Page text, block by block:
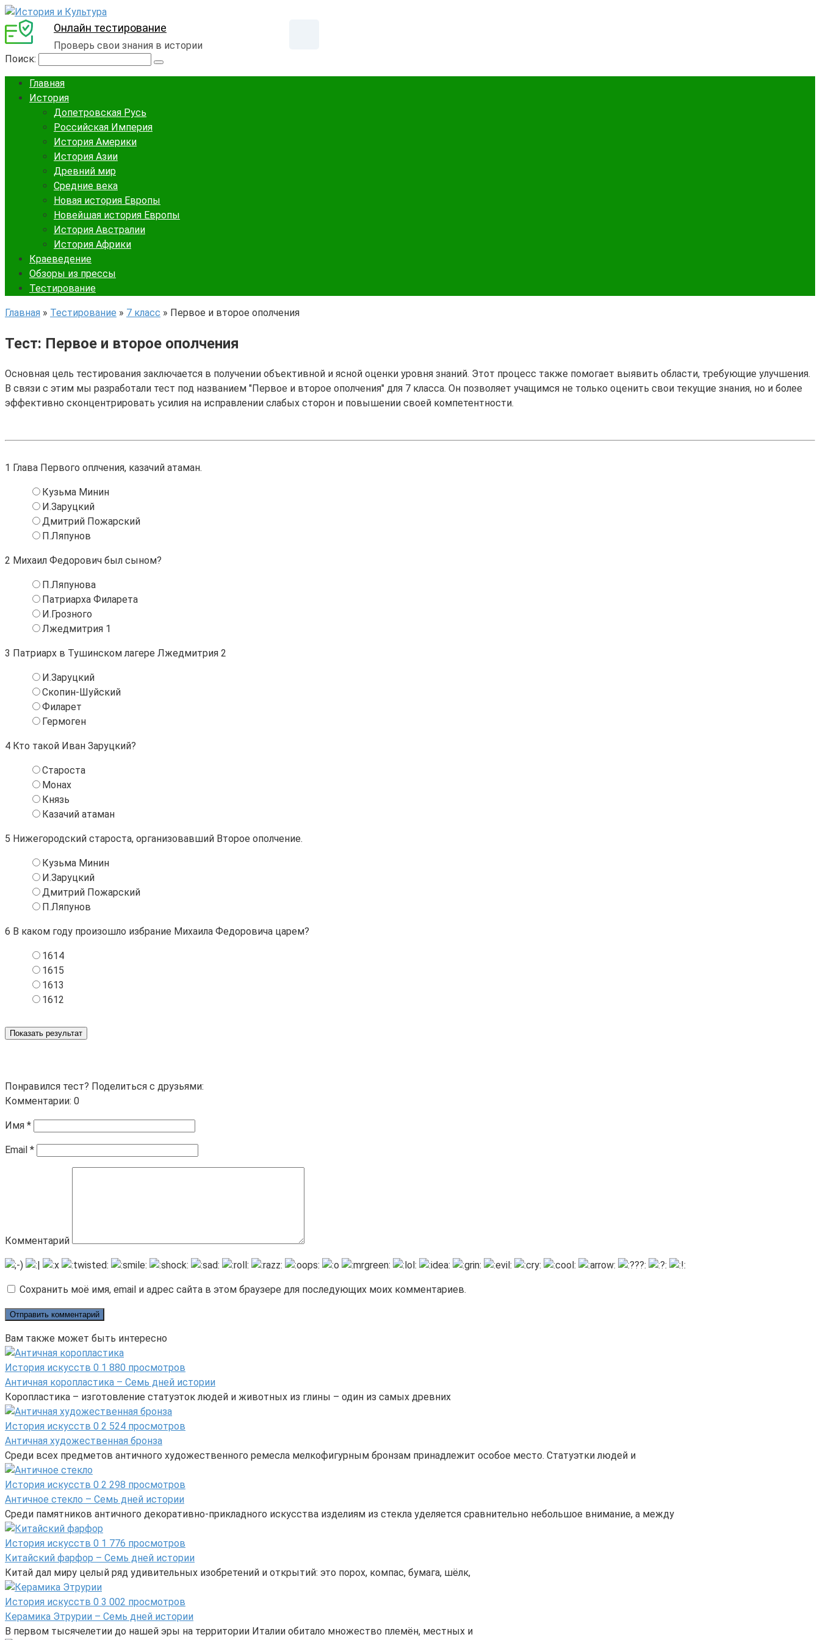
Онлайн тестирование
Проверь свои знания в истории
Поиск:
Главная
История
Допетровская Русь
Российская Империя
История Америки
История Азии
Древний мир
Средние века
Новая история Европы
Новейшая история Европы
История Австралии
История Африки
Краеведение
Обзоры из прессы
Тестирование
Главная » Тестирование » 7 класс » Первое и второе ополчения
Тест: Первое и второе ополчения
Основная цель тестирования заключается в получении объективной и ясной оценки уровня знаний. Этот процесс также помогает выявить области, требующие улучшения.
В связи с этим мы разработали тест под названием "Первое и второе ополчения" для 7 класса. Он позволяет учащимся не только оценить свои текущие знания, но и более
эффективно сконцентрировать усилия на исправлении слабых сторон и повышении своей компетентности.
1 Глава Первого оплчения, казачий атаман.
Кузьма Минин
И.Заруцкий
Дмитрий Пожарский
П.Ляпунов
2 Михаил Федорович был сыном?
П.Ляпунова
Патриарха Филарета
И.Грозного
Лжедмитрия 1
3 Патриарх в Тушинском лагере Лжедмитрия 2
И.Заруцкий
Скопин-Шуйский
Филарет
Гермоген
4 Кто такой Иван Заруцкий?
Староста
Монах
Князь
Казачий атаман
5 Нижегородский староста, организовавший Второе ополчение.
Кузьма Минин
И.Заруцкий
Дмитрий Пожарский
П.Ляпунов
6 В каком году произошло избрание Михаила Федоровича царем?
1614
1615
1613
1612
Показать результат
Понравился тест? Поделиться с друзьями:
Комментарии: 0
Имя *
Email *
Комментарий
Сохранить моё имя, email и адрес сайта в этом браузере для последующих моих комментариев.
Вам также может быть интересно
История искусств 0 1 880 просмотров
Античная коропластика – Семь дней истории
Коропластика – изготовление статуэток людей и животных из глины – один из самых древних
История искусств 0 2 524 просмотров
Античная художественная бронза
Среди всех предметов античного художественного ремесла мелкофигурным бронзам принадлежит особое место. Статуэтки людей и
История искусств 0 2 298 просмотров
Античное стекло – Семь дней истории
Среди памятников античного декоративно-прикладного искусства изделиям из стекла уделяется сравнительно небольшое внимание, а между
История искусств 0 1 776 просмотров
Китайский фарфор – Семь дней истории
Китай дал миру целый ряд удивительных изобретений и открытий: это порох, компас, бумага, шёлк,
История искусств 0 3 002 просмотров
Керамика Этрурии – Семь дней истории
В первом тысячелетии до нашей эры на территории Италии обитало множество племён, местных и